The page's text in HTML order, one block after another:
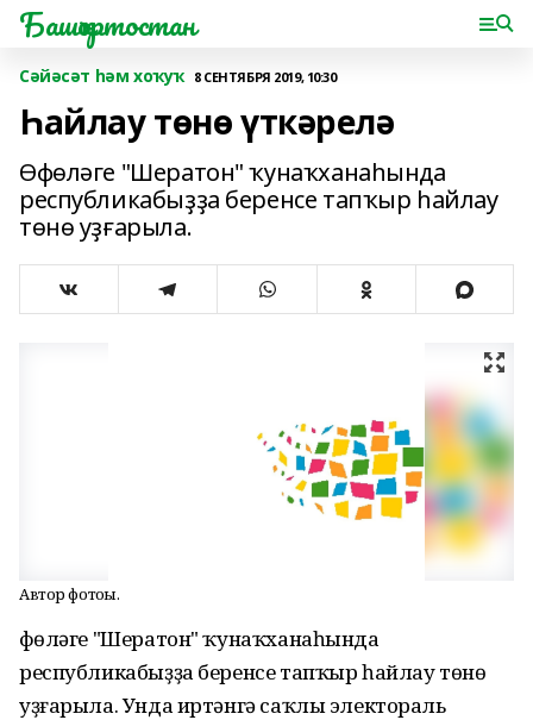
Башҡортостан
Сәйәсәт һәм хоҡуҡ 8 СЕНТЯБРЯ 2019, 10:30
Һайлау төнө үткәрелә
Өфөләге "Шератон" ҡунаҡханаһында
республикабыҙҙа беренсе тапҡыр һайлау
төнө уҙғарыла.
Автор фотоһы.
Өфөләге "Шератон" ҡунаҡханаһында
республикабыҙҙа беренсе тапҡыр һайлау төнө
уҙғарыла. Унда иртәнгә саҡлы электораль